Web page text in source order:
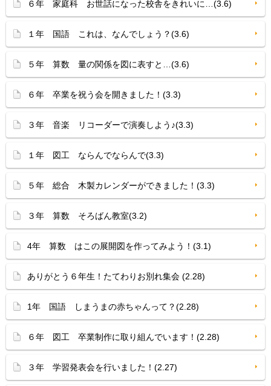
６年 家庭科 お世話になった校舎をきれいに…(3.6)
１年 国語 これは、なんでしょう？(3.6)
５年 算数 量の関係を図に表すと…(3.6)
６年 卒業を祝う会を開きました！(3.3)
３年 音楽 リコーダーで演奏しよう♪(3.3)
１年 図工 ならんでならんで(3.3)
５年 総合 木製カレンダーができました！(3.3)
３年 算数 そろばん教室(3.2)
4年 算数 はこの展開図を作ってみよう！(3.1)
ありがとう６年生！たてわりお別れ集会 (2.28)
1年 国語 しまうまの赤ちゃんって？(2.28)
６年 図工 卒業制作に取り組んでいます！(2.28)
３年 学習発表会を行いました！(2.27)